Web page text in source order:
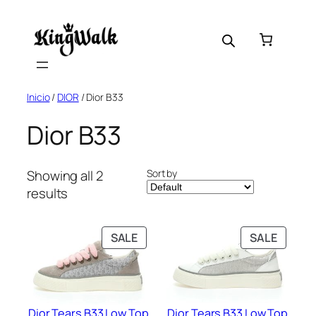
content
Inicio/ DIOR / Dior B33
Dior B33
Showing all 2
results
Sort by
SALEPRODUCT
ON
SALE
SALE
ON
SALE